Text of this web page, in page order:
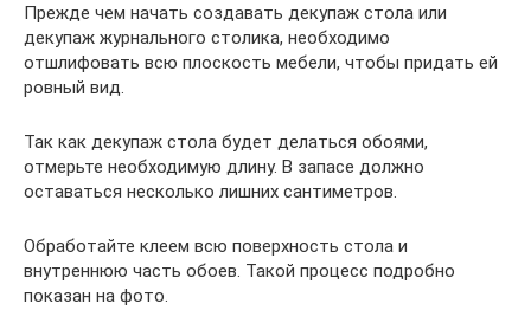
Прежде чем начать создавать декупаж стола или
декупаж журнального столика, необходимо
отшлифовать всю плоскость мебели, чтобы придать ей
ровный вид.
Так как декупаж стола будет делаться обоями,
отмерьте необходимую длину. В запасе должно
оставаться несколько лишних сантиметров.
Обработайте клеем всю поверхность стола и
внутреннюю часть обоев. Такой процесс подробно
показан на фото.